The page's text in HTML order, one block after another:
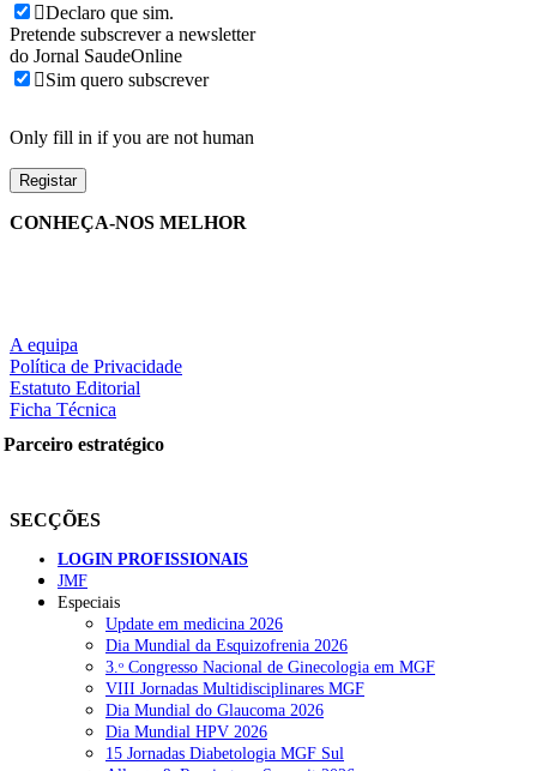
Declaro que sim.
Pretende subscrever a newsletter
do Jornal SaudeOnline
Sim quero subscrever
Only fill in if you are not human
CONHEÇA-NOS MELHOR
A equipa
Política de Privacidade
Estatuto Editorial
Ficha Técnica
Parceiro estratégico
SECÇÕES
LOGIN PROFISSIONAIS
JMF
Especiais
Update em medicina 2026
Dia Mundial da Esquizofrenia 2026
3.ᵒ Congresso Nacional de Ginecologia em MGF
VIII Jornadas Multidisciplinares MGF
Dia Mundial do Glaucoma 2026
Dia Mundial HPV 2026
15 Jornadas Diabetologia MGF Sul